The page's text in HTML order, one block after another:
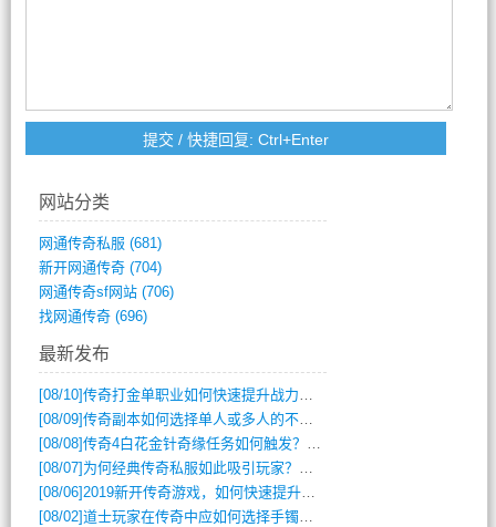
网站分类
网通传奇私服 (681)
新开网通传奇(704)
网通传奇sf网站(706)
找网通传奇(696)
最新发布
[08/10]传奇打金单职业如何快速提升战力与装备获取？
[08/09]传奇副本如何选择单人或多人的不同模式？
[08/08]传奇4白花金针奇缘任务如何触发？完整攻略解析
[08/07] 为何经典传奇私服如此吸引玩家？深度攻略解析
[08/06]2019新开传奇游戏，如何快速提升角色等级？
[08/02]道士玩家在传奇中应如何选择手镯装备？